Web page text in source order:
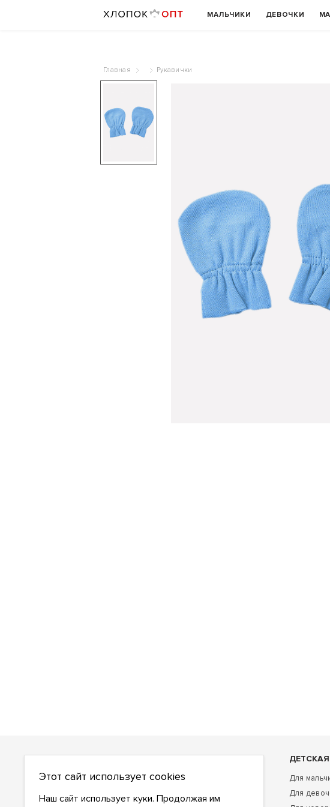
МАЛЬЧИКИ ДЕВОЧКИ
Главная Рукавички
О НАС
О компании
Как сделать заказ
Для
Для
Этот сайт использует cookies
Наш сайт использует куки. Продолжая им